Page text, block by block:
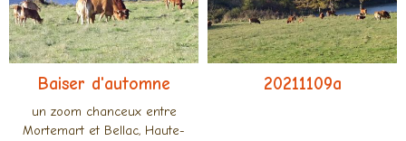
Baiser d'automne
un zoom chanceux entre
Mortemart et Bellac, Haute-
20211109a